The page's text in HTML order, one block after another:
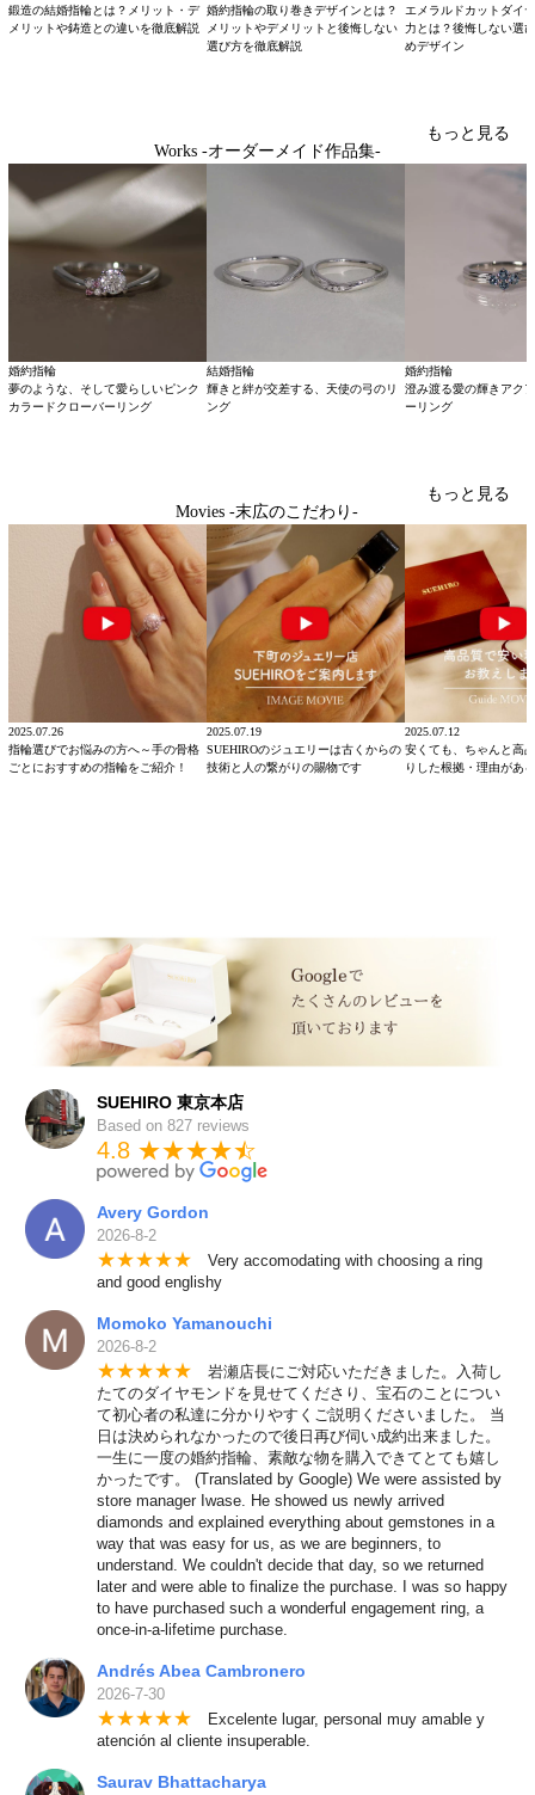
鍛造の結婚指輪とは？メリット・デ
メリットや鋳造との違いを徹底解説
婚約指輪の取り巻きデザインとは？
メリットやデメリットと後悔しない
選び方を徹底解説
エメラルドカットダイ
力とは？後悔しない選
めデザイン
Works -オーダーメイド作品集-
もっと見る
婚約指輪
夢のような、そして愛らしいピンク
カラードクローバーリング
結婚指輪
輝きと絆が交差する、天使の弓のリ
ング
婚約指輪
澄み渡る愛の輝きアク
ーリング
Movies -末広のこだわり-
もっと見る
2025.07.26
指輪選びでお悩みの方へ～手の骨格
ごとにおすすめの指輪をご紹介！
2025.07.19
SUEHIROのジュエリーは古くからの
技術と人の繋がりの賜物です
2025.07.12
安くても、ちゃんと高
りした根拠・理由があ
SUEHIRO 東京本店
Based on 827 reviews
4.8 ★★★★★
☆
Avery Gordon
2026-8-2
★★★★★ Very accomodating with choosing a ring
and good englishy
Momoko Yamanouchi
2026-8-2
★★★★★ 岩瀬店長にご対応いただきました。入荷し
たてのダイヤモンドを見せてくださり、宝石のことについ
て初心者の私達に分かりやすくご説明くださいました。 当
日は決められなかったので後日再び伺い成約出来ました。
一生に一度の婚約指輪、素敵な物を購入できてとても嬉し
かったです。 (Translated by Google) We were assisted by
store manager Iwase. He showed us newly arrived
diamonds and explained everything about gemstones in a
way that was easy for us, as we are beginners, to
understand. We couldn't decide that day, so we returned
later and were able to finalize the purchase. I was so happy
to have purchased such a wonderful engagement ring, a
once-in-a-lifetime purchase.
Andrés Abea Cambronero
2026-7-30
★★★★★ Excelente lugar, personal muy amable y
atención al cliente insuperable.
Saurav Bhattacharya